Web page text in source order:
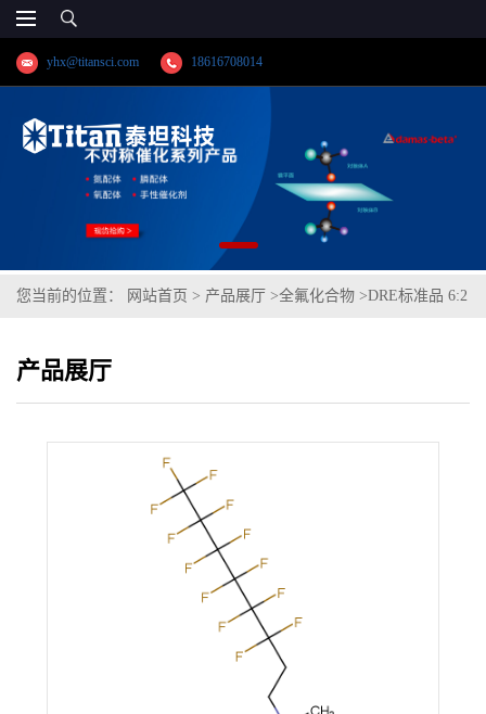
yhx@titansci.com 18616708014
您当前的位置： 网站首页 > 产品展厅 >全氟化合物 >DRE标准品 6:2
产品展厅